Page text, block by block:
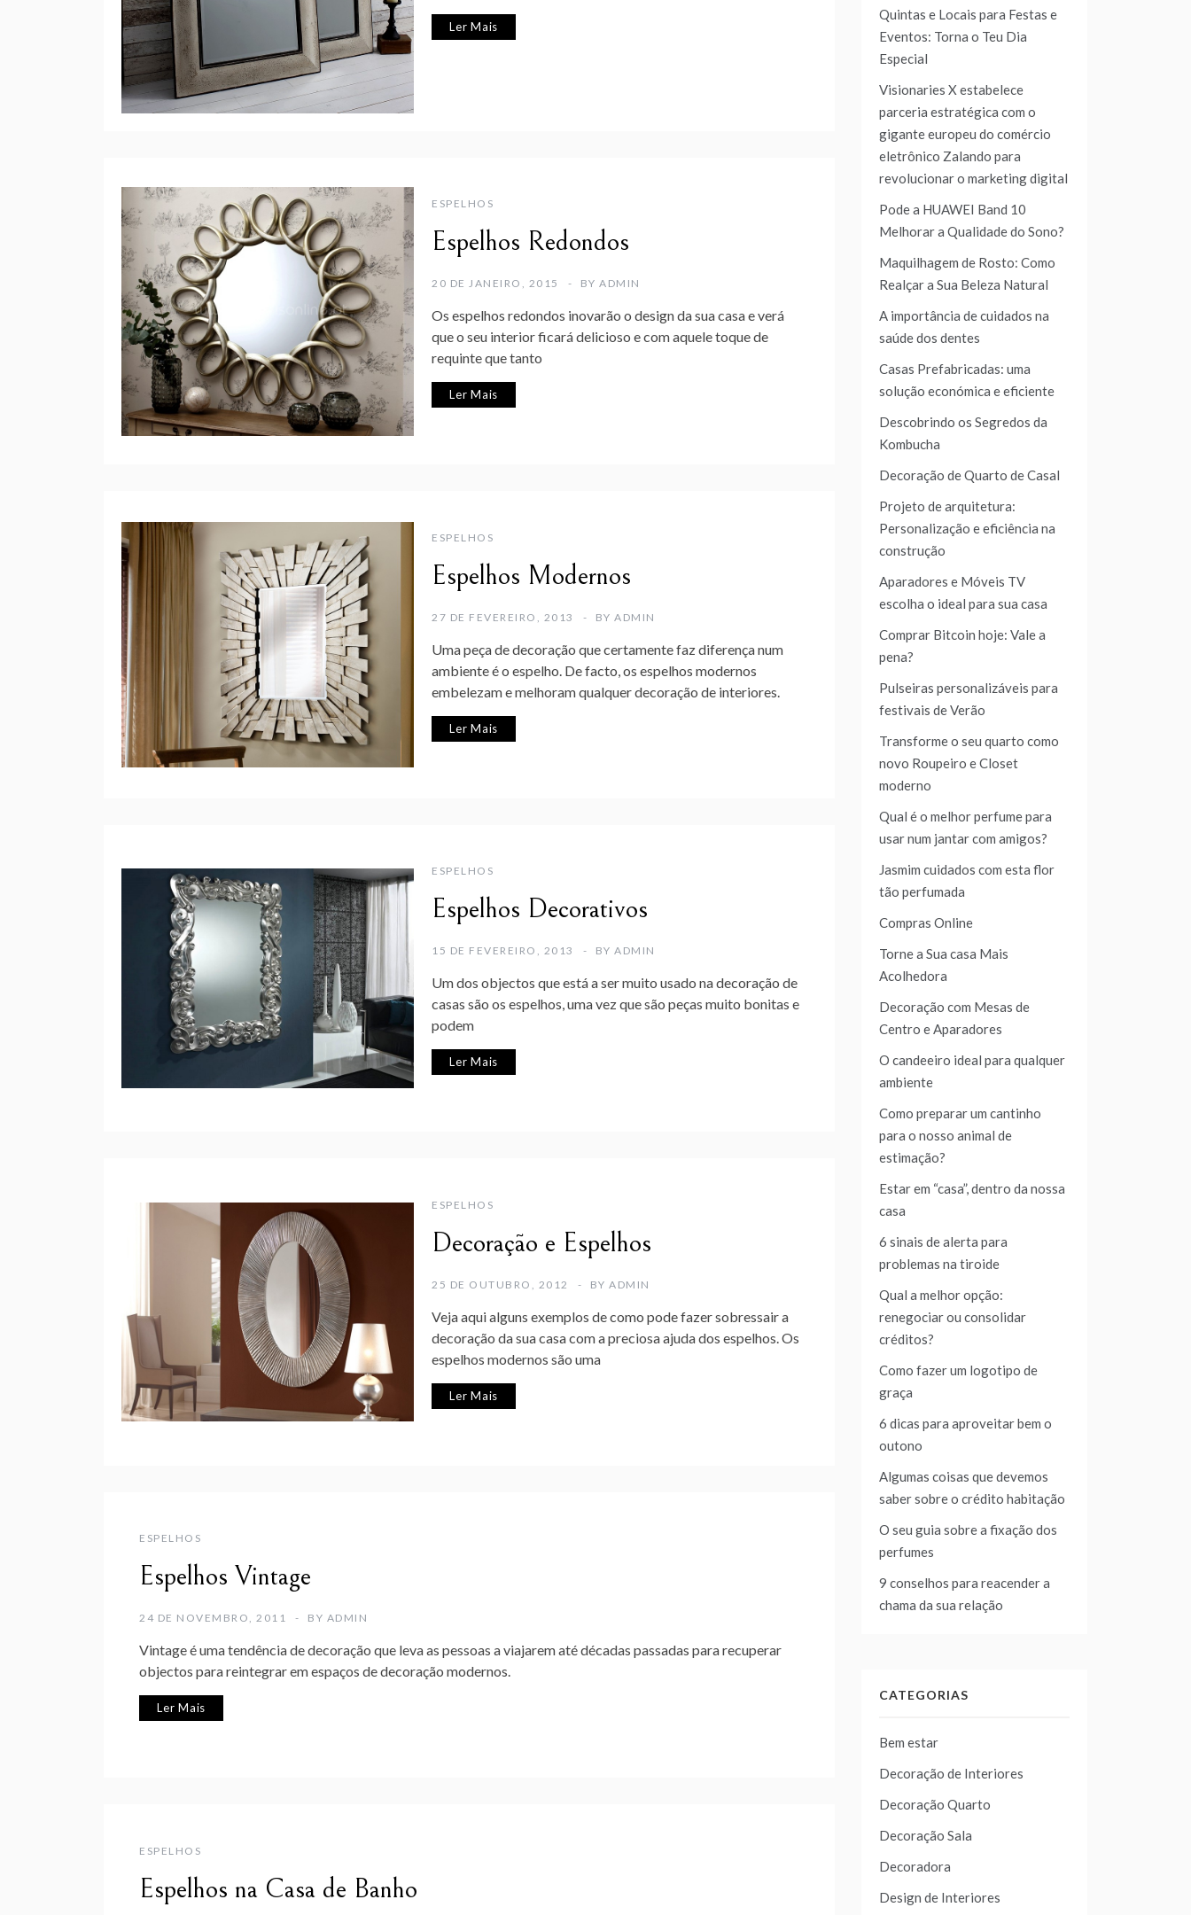
Ler Mais
ESPELHOS
Espelhos Redondos
20 DE JANEIRO, 2015 BY ADMIN
Os espelhos redondos inovarão o design da sua casa e verá
que o seu interior ficará delicioso e com aquele toque de
requinte que tanto
Ler Mais
ESPELHOS
Espelhos Modernos
27 DE FEVEREIRO, 2013 BY ADMIN
Uma peça de decoração que certamente faz diferença num
ambiente é o espelho. De facto, os espelhos modernos
embelezam e melhoram qualquer decoração de interiores.
Ler Mais
ESPELHOS
Espelhos Decorativos
15 DE FEVEREIRO, 2013 BY ADMIN
Um dos objectos que está a ser muito usado na decoração de
casas são os espelhos, uma vez que são peças muito bonitas e
podem
Ler Mais
ESPELHOS
Decoração e Espelhos
25 DE OUTUBRO, 2012 BY ADMIN
Veja aqui alguns exemplos de como pode fazer sobressair a
decoração da sua casa com a preciosa ajuda dos espelhos. Os
espelhos modernos são uma
Ler Mais
ESPELHOS
Espelhos Vintage
24 DE NOVEMBRO, 2011 BY ADMIN
Vintage é uma tendência de decoração que leva as pessoas a viajarem até décadas passadas para recuperar
objectos para reintegrar em espaços de decoração modernos.
Ler Mais
ESPELHOS
Espelhos na Casa de Banho
Quintas e Locais para Festas e
Eventos: Torna o Teu Dia
Especial
Visionaries X estabelece
parceria estratégica com o
gigante europeu do comércio
eletrônico Zalando para
revolucionar o marketing digital
Pode a HUAWEI Band 10
Melhorar a Qualidade do Sono?
Maquilhagem de Rosto: Como
Realçar a Sua Beleza Natural
A importância de cuidados na
saúde dos dentes
Casas Prefabricadas: uma
solução económica e eficiente
Descobrindo os Segredos da
Kombucha
Decoração de Quarto de Casal
Projeto de arquitetura:
Personalização e eficiência na
construção
Aparadores e Móveis TV
escolha o ideal para sua casa
Comprar Bitcoin hoje: Vale a
pena?
Pulseiras personalizáveis para
festivais de Verão
Transforme o seu quarto como
novo Roupeiro e Closet
moderno
Qual é o melhor perfume para
usar num jantar com amigos?
Jasmim cuidados com esta flor
tão perfumada
Compras Online
Torne a Sua casa Mais
Acolhedora
Decoração com Mesas de
Centro e Aparadores
O candeeiro ideal para qualquer
ambiente
Como preparar um cantinho
para o nosso animal de
estimação?
Estar em “casa”, dentro da nossa
casa
6 sinais de alerta para
problemas na tiroide
Qual a melhor opção:
renegociar ou consolidar
créditos?
Como fazer um logotipo de
graça
6 dicas para aproveitar bem o
outono
Algumas coisas que devemos
saber sobre o crédito habitação
O seu guia sobre a fixação dos
perfumes
9 conselhos para reacender a
chama da sua relação
CATEGORIAS
Bem estar
Decoração de Interiores
Decoração Quarto
Decoração Sala
Decoradora
Design de Interiores